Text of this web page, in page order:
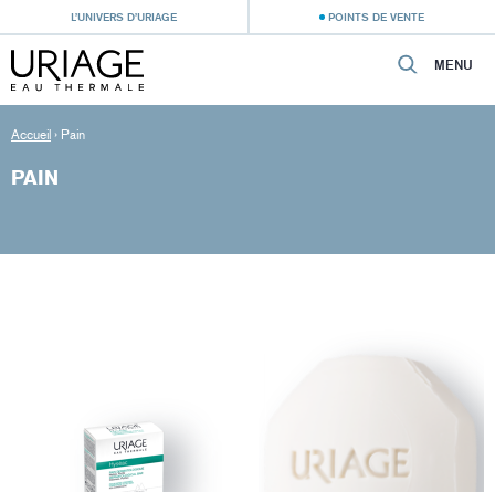
L’UNIVERS D’URIAGE POINTS DE VENTE
MENU
Accueil › Pain
PAIN